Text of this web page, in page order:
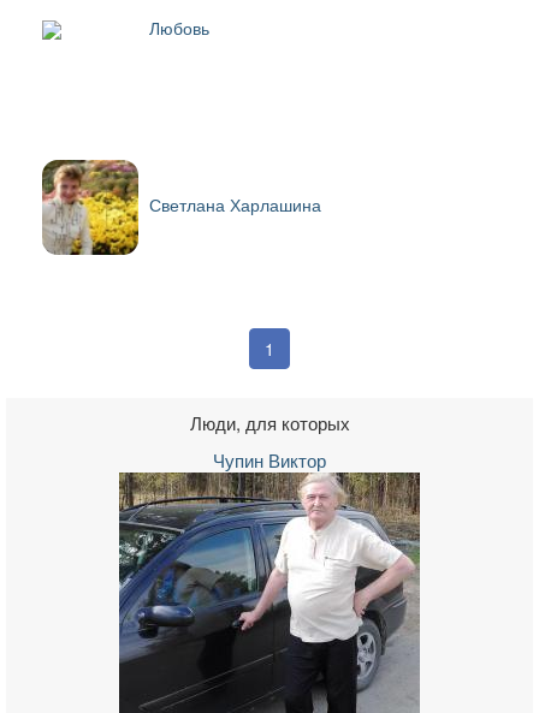
Любовь
Светлана Харлашина
1
Люди, для которых
Чупин Виктор